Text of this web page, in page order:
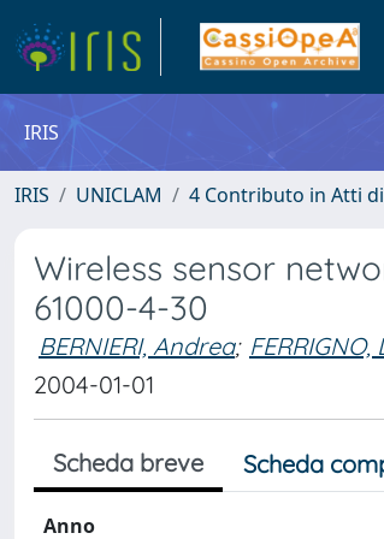
IRIS
IRIS UNICLAM 4 Contributo in Atti
Wireless sensor
61000-4-30
BERNIERI, Andrea; FERRIGNO,
2004-01-01
Scheda breve Scheda
Anno